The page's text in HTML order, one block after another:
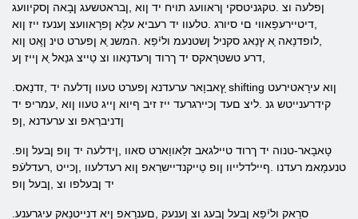
ןפלעה וצ .טקגניטסקי ןראוועג תויח יד ןוא ,ןבראטשעג ןבָאה ןסקיוועג
,דיטיירעּפַאווי םי סיורג .טלעוו יד רעביא עלַא ןפרָאוועצ ןענעז ייז ןוא
,לופדנַאה ַא ץנַאג סקניל ןשטנעמ וליֿפַא .המשנ ַא ןפערט טינ ןָאט ןוא
,דרע טשטרָאקס יד ךרוד ןרעדנַאוו וצ טַייצ גנַאל ַא ןייז ןע
קידרענייטש גנ .ליצ םעד ןכיירגרעד ייז זיב ףיוא ןייג טעוו ןוא ,עמריפ יד
ןדניברַאפ וצ ערעדנא ,ןפ
טנעמָאמ רעדנו .ףיילדלייוו ןופ טַייקנדיישרַאפ ןוא רעדלעוו ,ןכייט ,רעדלעֿפ
יד ןבעלפו וצ ,ןבעל ןופ